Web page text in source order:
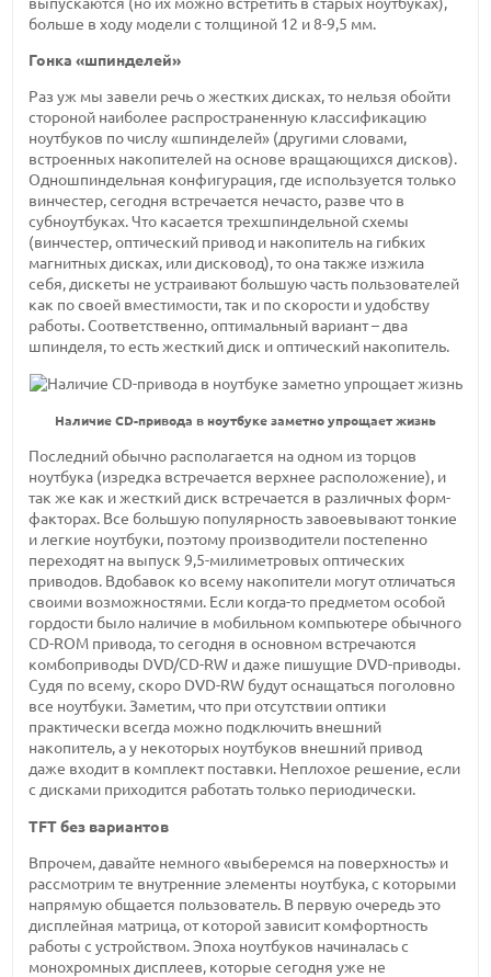
больше в ходу модели с толщиной 12 и 8-9,5 мм.
Гонка «шпинделей»
Раз уж мы завели речь о жестких дисках, то нельзя обойти
стороной наиболее распространенную классификацию
ноутбуков по числу «шпинделей» (другими словами,
встроенных накопителей на основе вращающихся дисков).
Одношпиндельная конфигурация, где используется только
винчестер, сегодня встречается нечасто, разве что в
субноутбуках. Что касается трехшпиндельной схемы
(винчестер, оптический привод и накопитель на гибких
магнитных дисках, или дисковод), то она также изжила
себя, дискеты не устраивают большую часть пользователей
как по своей вместимости, так и по скорости и удобству
работы. Соответственно, оптимальный вариант – два
шпинделя, то есть жесткий диск и оптический накопитель.
Наличие CD-привода в ноутбуке заметно упрощает жизнь
Последний обычно располагается на одном из торцов
ноутбука (изредка встречается верхнее расположение), и
так же как и жесткий диск встречается в различных форм-
факторах. Все большую популярность завоевывают тонкие
и легкие ноутбуки, поэтому производители постепенно
переходят на выпуск 9,5-милиметровых оптических
приводов. Вдобавок ко всему накопители могут отличаться
своими возможностями. Если когда-то предметом особой
гордости было наличие в мобильном компьютере обычного
CD-ROM привода, то сегодня в основном встречаются
комбоприводы DVD/CD-RW и даже пишущие DVD-приводы.
Судя по всему, скоро DVD-RW будут оснащаться поголовно
все ноутбуки. Заметим, что при отсутствии оптики
практически всегда можно подключить внешний
накопитель, а у некоторых ноутбуков внешний привод
даже входит в комплект поставки. Неплохое решение, если
с дисками приходится работать только периодически.
TFT без вариантов
Впрочем, давайте немного «выберемся на поверхность» и
рассмотрим те внутренние элементы ноутбука, с которыми
напрямую общается пользователь. В первую очередь это
дисплейная матрица, от которой зависит комфортность
работы с устройством. Эпоха ноутбуков начиналась с
монохромных дисплеев, которые сегодня уже не